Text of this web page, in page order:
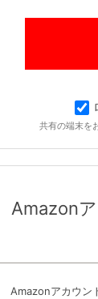
共有の端末を
Amazon
Amazonアカウン